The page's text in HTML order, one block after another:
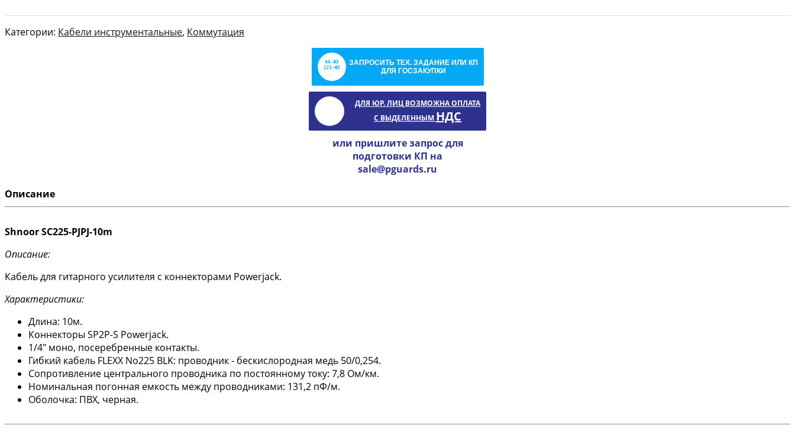
Категории: Кабели инструментальные, Коммутация
ЗАПРОСИТЬ ТЕХ. ЗАДАНИЕ ИЛИ КП
ДЛЯ ГОСЗАКУПКИ
ДЛЯ ЮР. ЛИЦ ВОЗМОЖНА ОПЛАТА
С ВЫДЕЛЕННЫМ НДС
или пришлите запрос для
подготовки КП на
sale@pguards.ru
Описание
Shnoor SC225-PJPJ-10m
Описание:
Кабель для гитарного усилителя с коннекторами Powerjack.
Характеристики:
Длина: 10м.
Коннекторы SP2P-S Powerjack.
1/4" моно, посеребренные контакты.
Гибкий кабель FLEXX No225 BLK: проводник - бескислородная медь 50/0,254.
Сопротивление центрального проводника по постоянному току: 7,8 Ом/км.
Номинальная погонная емкость между проводниками: 131,2 пФ/м.
Оболочка: ПВХ, черная.